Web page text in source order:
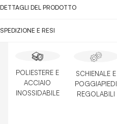
DETTAGLI DEL PRODOTTO
SPEDIZIONE E RESI
POLIESTERE E
ACCIAIO
INOSSIDABILE
SCHIENALE E
POGGIAPIEDI
REGOLABILI